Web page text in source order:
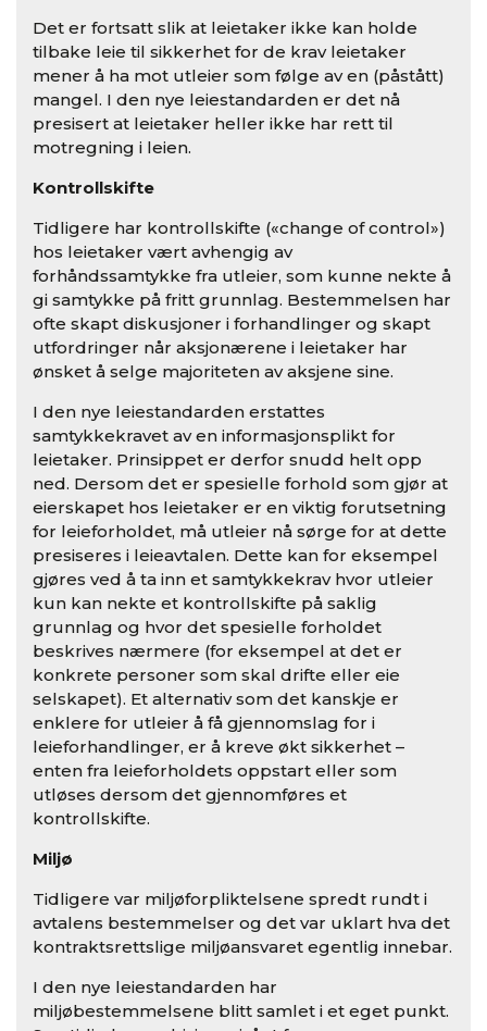
Det er fortsatt slik at leietaker ikke kan holde
tilbake leie til sikkerhet for de krav leietaker
mener å ha mot utleier som følge av en (påstått)
mangel. I den nye leiestandarden er det nå
presisert at leietaker heller ikke har rett til
motregning i leien.
Kontrollskifte
Tidligere har kontrollskifte («change of control»)
hos leietaker vært avhengig av
forhåndssamtykke fra utleier, som kunne nekte å
gi samtykke på fritt grunnlag. Bestemmelsen har
ofte skapt diskusjoner i forhandlinger og skapt
utfordringer når aksjonærene i leietaker har
ønsket å selge majoriteten av aksjene sine.
I den nye leiestandarden erstattes
samtykkekravet av en informasjonsplikt for
leietaker. Prinsippet er derfor snudd helt opp
ned. Dersom det er spesielle forhold som gjør at
eierskapet hos leietaker er en viktig forutsetning
for leieforholdet, må utleier nå sørge for at dette
presiseres i leieavtalen. Dette kan for eksempel
gjøres ved å ta inn et samtykkekrav hvor utleier
kun kan nekte et kontrollskifte på saklig
grunnlag og hvor det spesielle forholdet
beskrives nærmere (for eksempel at det er
konkrete personer som skal drifte eller eie
selskapet). Et alternativ som det kanskje er
enklere for utleier å få gjennomslag for i
leieforhandlinger, er å kreve økt sikkerhet –
enten fra leieforholdets oppstart eller som
utløses dersom det gjennomføres et
kontrollskifte.
Miljø
Tidligere var miljøforpliktelsene spredt rundt i
avtalens bestemmelser og det var uklart hva det
kontraktsrettslige miljøansvaret egentlig innebar.
I den nye leiestandarden har
miljøbestemmelsene blitt samlet i et eget punkt.